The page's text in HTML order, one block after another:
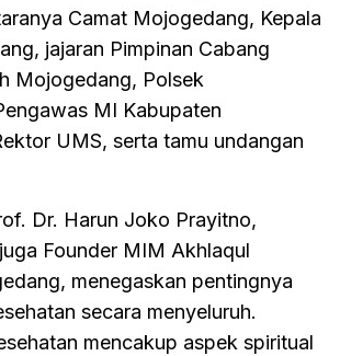
Camat Mojogedang, Kepala
jajaran Pimpinan Cabang
Mojogedang, Polsek
MI Kabupaten
UMS, serta tamu undangan
Dr. Harun Joko Prayitno,
Founder MIM Akhlaqul
menegaskan pentingnya
secara menyeluruh.
mencakup aspek spiritual